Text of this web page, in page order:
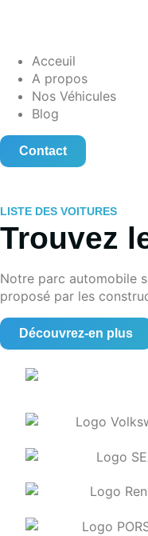
Acceuil
A propos
Nos Véhicules
Blog
Contact
LISTE DES VOITURES
Trouvez
Notre parc automobile
proposé par les
Découvrez-en plus